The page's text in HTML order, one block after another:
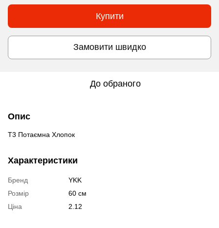
Купити
Замовити швидко
До обраного
Опис
Т3 Потаємна Хлопок
Характеристики
Бренд
YKK
Розмір
60 см
Ціна
2.12